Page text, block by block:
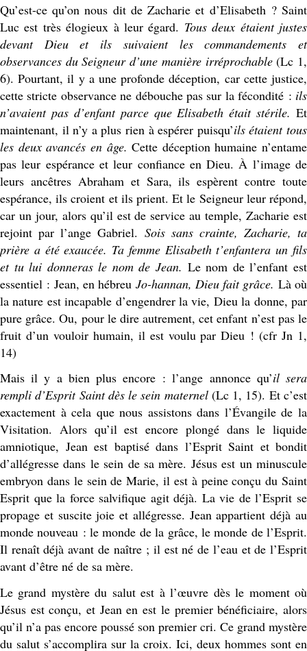
Qu’est-ce qu’on nous dit de Zacharie et d’Elisabeth ? Saint
Luc est très élogieux à leur égard. Tous deux étaient justes
devant Dieu et ils suivaient les commandements et
observances du Seigneur d’une manière irréprochable(Lc 1,
6). Pourtant, il y a une profonde déception, car cette justice,
cette stricte observance ne débouche pas sur la fécondité : ils
n’avaient pas d’enfant parce que Elisabeth était stérile. Et
maintenant, il n’y a plus rien à espérer puisqu’ils étaient tous
les deux avancés en âge.Cette déception humaine n’entame
pas leur espérance et leur confiance en Dieu. À l’image de
leurs ancêtres Abraham et Sara, ils espèrent contre toute
espérance, ils croient et ils prient. Et le Seigneur leur répond,
car un jour, alors qu’il est de service au temple, Zacharie est
rejoint par l’ange Gabriel. Sois sans crainte, Zacharie, ta
prière a été exaucée. Ta femme Elisabeth t’enfantera un fils
et tu lui donneras le nom de Jean. Le nom de l’enfant est
essentiel : Jean, en hébreu Jo-hannan, Dieu fait grâce. Là où
la nature est incapable d’engendrer la vie, Dieu la donne, par
pure grâce. Ou, pour le dire autrement, cet enfant n’est pas le
fruit d’un vouloir humain, il est voulu par Dieu ! (cfr Jn 1,
14)
Mais il y a bien plus encore : l’ange annonce qu’il sera
rempli d’Esprit Saint dès le sein maternel (Lc 1, 15). Et c’est
exactement à cela que nous assistons dans l’Évangile de la
Visitation. Alors qu’il est encore plongé dans le liquide
amniotique, Jean est baptisé dans l’Esprit Saint et bondit
d’allégresse dans le sein de sa mère. Jésus est un minuscule
embryon dans le sein de Marie, il est à peine conçu du Saint
Esprit que la force salvifique agit déjà. La vie de l’Esprit se
propage et suscite joie et allégresse. Jean appartient déjà au
monde nouveau : le monde de la grâce, le monde de l’Esprit.
Il renaît déjà avant de naître ; il est né de l’eau et de l’Esprit
avant d’être né de sa mère.
Le grand mystère du salut est à l’œuvre dès le moment où
Jésus est conçu, et Jean en est le premier bénéficiaire, alors
qu’il n’a pas encore poussé son premier cri. Ce grand mystère
du salut s’accomplira sur la croix. Ici, deux hommes sont en